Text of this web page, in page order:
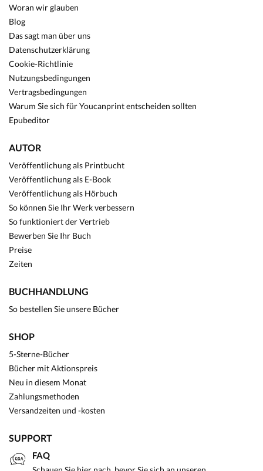
Woran wir glauben
Blog
Das sagt man über uns
Datenschutzerklärung
Cookie-Richtlinie
Nutzungsbedingungen
Vertragsbedingungen
Warum Sie sich für Youcanprint entscheiden sollten
Epubeditor
AUTOR
Veröffentlichung als Printbucht
Veröffentlichung als E-Book
Veröffentlichung als Hörbuch
So können Sie Ihr Werk verbessern
So funktioniert der Vertrieb
Bewerben Sie Ihr Buch
Preise
Zeiten
BUCHHANDLUNG
So bestellen Sie unsere Bücher
SHOP
5-Sterne-Bücher
Bücher mit Aktionspreis
Neu in diesem Monat
Zahlungsmethoden
Versandzeiten und -kosten
SUPPORT
FAQ